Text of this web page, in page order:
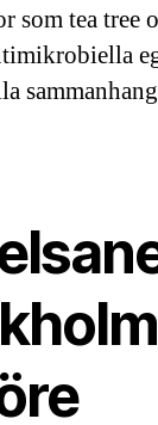
som tea tree